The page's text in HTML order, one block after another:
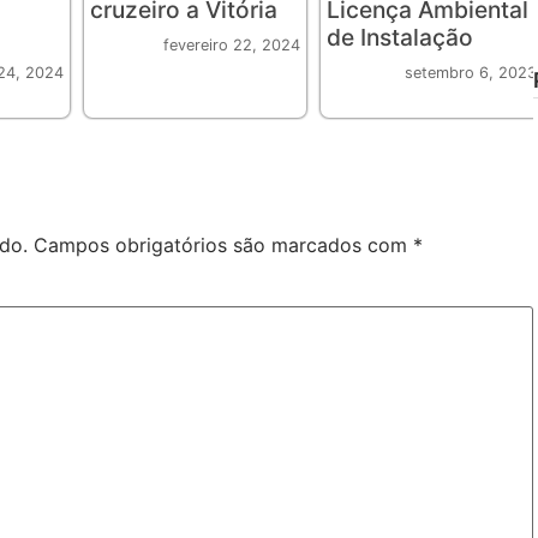
2024
cruzeiro a Vitória
fevereiro 22, 2024
Licença Ambiental
de Instalação
setembro 6, 2023
Campos obrigatórios são marcados com *